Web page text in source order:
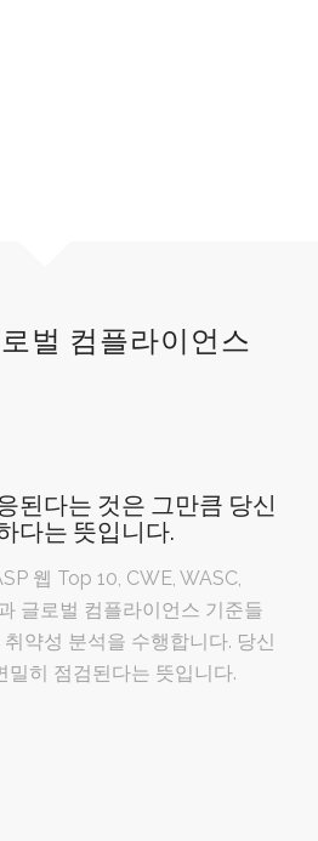
벌 컴플라이언스
된다는 것은 그만큼 당신
다는 뜻입니다.
웹 Top 10, CWE, WASC,
글로벌 컴플라이언스 기준들
약성 분석을 수행합니다. 당신
밀히 점검된다는 뜻입니다.